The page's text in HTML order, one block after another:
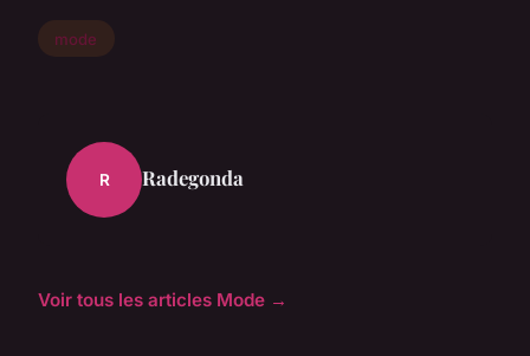
mode
R Radegonda
Voir tous les articles Mode →